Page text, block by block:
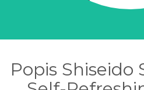
Popis Shiseido